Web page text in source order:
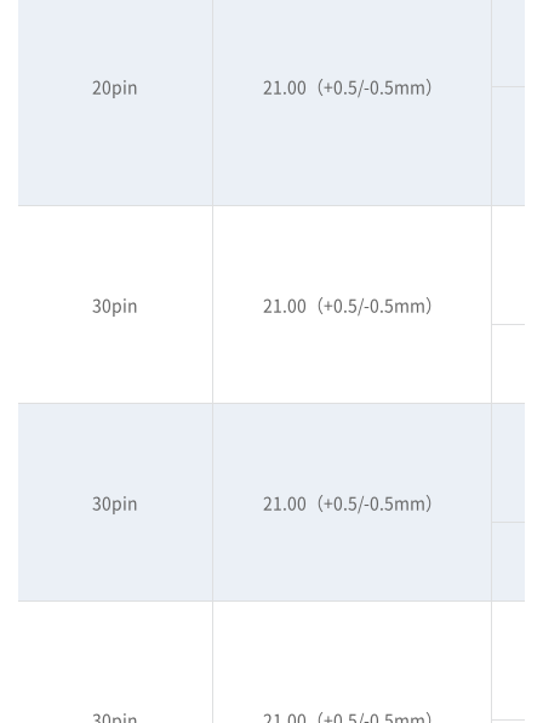
20pin 21.00（+0.5/-0.5mm）
30pin 21.00（+0.5/-0.5mm）
30pin 21.00（+0.5/-0.5mm）